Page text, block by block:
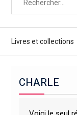
Livres et collections
CHARLE